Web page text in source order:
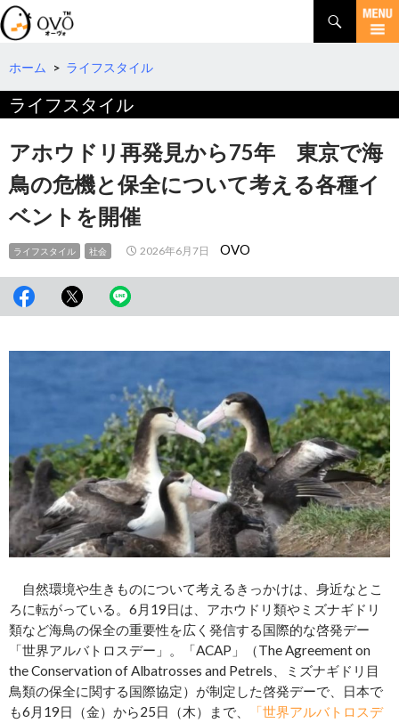
検
索
コ
テ
ツ
へ
移
ホーム > ライフスタイル
ライフスタイル
アホウドリ再発見から75年 東京で海
鳥の危機と保全について考える各種イ
ベントを開催
ライフスタイル 社会 2026年6月7日 OVO
自然環境や生きものについて考えるきっかけは、身近なとこ
ろに転がっている。6月19日は、アホウドリ類やミズナギドリ
類など海鳥の保全の重要性を広く発信する国際的な啓発デー
「世界アルバトロスデー」。「ACAP」（The Agreement on
the Conservation of Albatrosses and Petrels、ミズナギドリ目
鳥類の保全に関する国際協定）が制定した啓発デーで、日本で
も6月19日（金）から25日（木）まで、
「世界アルバトロスデ